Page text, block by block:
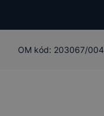
OM kód: 203067/004